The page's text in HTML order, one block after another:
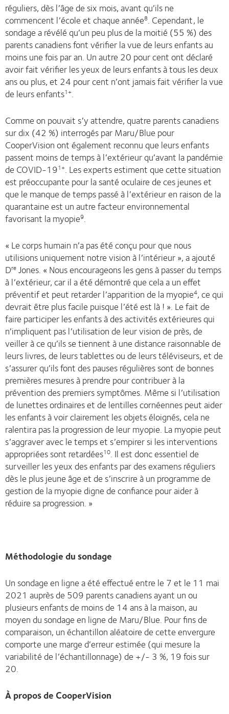
réguliers, dès l’âge de six mois, avant qu’ils ne
commencent l’école et chaque année8. Cependant, le
sondage a révélé qu’un peu plus de la moitié (55 %) des
parents canadiens font vérifier la vue de leurs enfants au
moins une fois par an. Un autre 20 pour cent ont déclaré
avoir fait vérifier les yeux de leurs enfants à tous les deux
ans ou plus, et 24 pour cent n’ont jamais fait vérifier la vue
de leurs enfants1+.
Comme on pouvait s’y attendre, quatre parents canadiens
sur dix (42 %) interrogés par Maru/Blue pour
CooperVision ont également reconnu que leurs enfants
passent moins de temps à l’extérieur qu’avant la pandémie
de COVID-191+. Les experts estiment que cette situation
est préoccupante pour la santé oculaire de ces jeunes et
que le manque de temps passé à l’extérieur en raison de la
quarantaine est un autre facteur environnemental
favorisant la myopie9.
« Le corps humain n’a pas été conçu pour que nous
utilisions uniquement notre vision à l’intérieur », a ajouté
Dre Jones. « Nous encourageons les gens à passer du temps
à l’extérieur, car il a été démontré que cela a un effet
préventif et peut retarder l’apparition de la myopie4, ce qui
devrait être plus facile puisque l’été est là ! ». Le fait de
faire participer les enfants à des activités extérieures qui
n’impliquent pas l’utilisation de leur vision de près, de
veiller à ce qu’ils se tiennent à une distance raisonnable de
leurs livres, de leurs tablettes ou de leurs téléviseurs, et de
s’assurer qu’ils font des pauses régulières sont de bonnes
premières mesures à prendre pour contribuer à la
prévention des premiers symptômes. Même si l’utilisation
de lunettes ordinaires et de lentilles cornéennes peut aider
les enfants à voir clairement les objets éloignés, cela ne
ralentira pas la progression de leur myopie. La myopie peut
s’aggraver avec le temps et s’empirer si les interventions
appropriées sont retardées10. Il est donc essentiel de
surveiller les yeux des enfants par des examens réguliers
dès le plus jeune âge et de s’inscrire à un programme de
gestion de la myopie digne de confiance pour aider à
réduire sa progression. »
Méthodologie du sondage
Un sondage en ligne a été effectué entre le 7 et le 11 mai
2021 auprès de 509 parents canadiens ayant un ou
plusieurs enfants de moins de 14 ans à la maison, au
moyen du sondage en ligne de Maru/Blue. Pour fins de
comparaison, un échantillon aléatoire de cette envergure
comporte une marge d’erreur estimée (qui mesure la
variabilité de l’échantillonnage) de +/- 3 %, 19 fois sur
20.
À propos de CooperVision